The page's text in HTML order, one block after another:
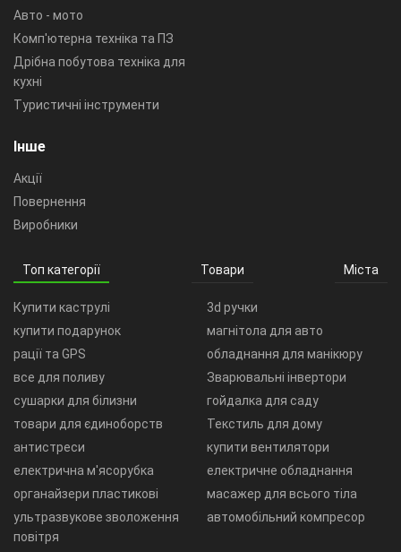
Авто - мото
Комп'ютерна техніка та ПЗ
Дрібна побутова техніка для
кухні
Туристичні інструменти
Інше
Акції
Повернення
Виробники
Топ категорії Товари Міста
Купити каструлі
купити подарунок
рації та GPS
все для поливу
сушарки для білизни
товари для єдиноборств
антистреси
електрична м'ясорубка
органайзери пластикові
ультразвукове зволоження
повітря
3d ручки
магнітола для авто
обладнання для манікюру
Зварювальні інвертори
гойдалка для саду
Текстиль для дому
купити вентилятори
електричне обладнання
масажер для всього тіла
автомобільний компресор